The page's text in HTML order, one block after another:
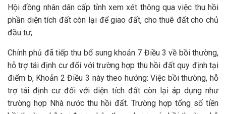
Hội đồng nhân dân cấp tỉnh xem xét thông qua việc thu hồi
phần diện tích đất còn lại để giao đất, cho thuê đất cho chủ
đầu tư;
Chính phủ đã tiếp thu bổ sung khoản 7 Điều 3 về bồi thường,
hỗ trợ tái định cư đối với trường hợp thu hồi đất quy định tại
điểm b, Khoản 2 Điều 3 này theo hướng: Việc bồi thường, hỗ
trợ tái định cư đối với diện tích đất còn lại áp dụng như
trường hợp Nhà nước thu hồi đất. Trường hợp tổng số tiền